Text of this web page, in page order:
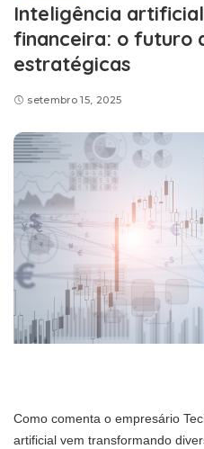
Inteligência
financeira: o futuro
estratégicas
setembro 15, 2025
Como comenta o empresário
artificial vem transformando